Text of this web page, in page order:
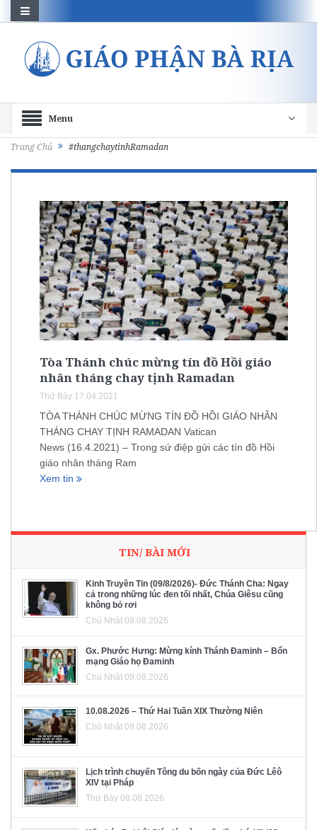
Menu
Trang Chủ #thangchaytinhRamadan
Tòa Thánh chúc mừng tín đồ Hồi giáo
nhân tháng chay tịnh Ramadan
Thứ Bảy 17.04.2021
TÒA THÁNH CHÚC MỪNG TÍN ĐỒ HỒI GIÁO NHÂN
THÁNG CHAY TỊNH RAMADAN Vatican
News (16.4.2021) – Trong sứ điệp gửi các tín đồ Hồi
giáo nhân tháng Ram
Xem tin
TIN/ BÀI MỚI
Kinh Truyền Tin (09/8/2026)- Đức Thánh Cha: Ngay
cả trong những lúc đen tối nhất, Chúa Giêsu cũng
không bỏ rơi
Chủ Nhật 09.08.2026
Gx. Phước Hưng: Mừng kính Thánh Đaminh – Bổn
mạng Giáo họ Đaminh
Chủ Nhật 09.08.2026
10.08.2026 – Thứ Hai Tuần XIX Thường Niên
Chủ Nhật 09.08.2026
Lịch trình chuyến Tông du bốn ngày của Đức Lêô
XIV tại Pháp
Thứ Bảy 08.08.2026